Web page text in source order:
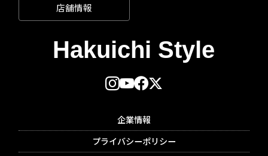
店舗情報
企業情報
プライバシーポリシー